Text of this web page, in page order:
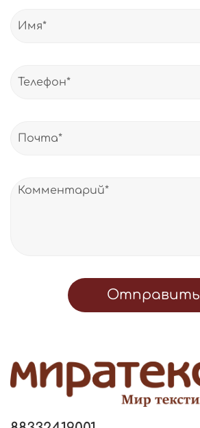
Отправить